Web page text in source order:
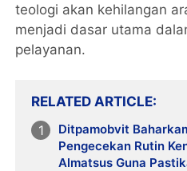
teologi akan kehilangan
menjadi dasar utama
pelayanan.
RELATED ARTICLE
Ditpamobvit
Pengecekan Rutin
Almatsus Guna